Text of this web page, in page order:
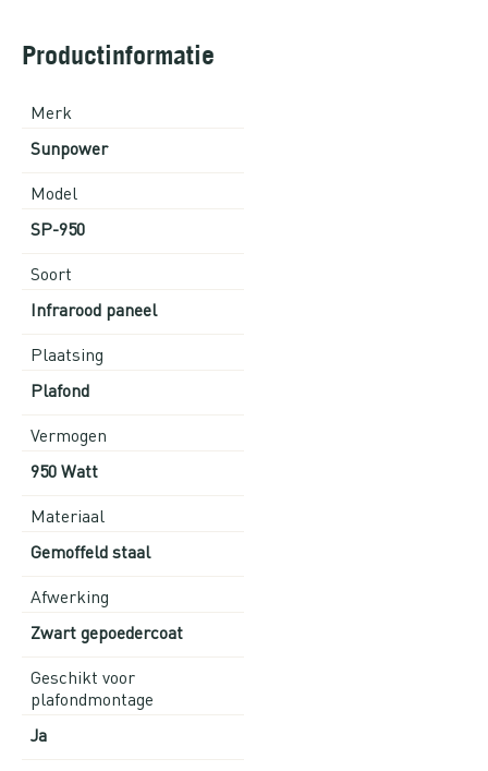
Productinformatie
Merk
Sunpower
Model
SP-950
Soort
Infrarood paneel
Plaatsing
Plafond
Vermogen
950 Watt
Materiaal
Gemoffeld staal
Afwerking
Zwart gepoedercoat
Geschikt voor
plafondmontage
Ja